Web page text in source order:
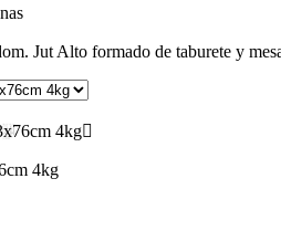
Jut Alto formado de taburete y
4kg
4kg